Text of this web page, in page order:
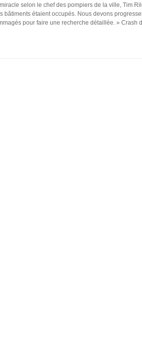
selon le chef des pompiers de la ville, Tim
bâtiments étaient occupés. Nous devons
pour faire une recherche détaillée. » Crash